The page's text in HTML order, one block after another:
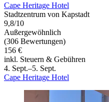
Cape Heritage Hotel
Stadtzentrum von Kapstadt
9,8/10
Außergewöhnlich
(306 Bewertungen)
156 €
inkl. Steuern & Gebühren
4. Sept.–5. Sept.
Cape Heritage Hotel